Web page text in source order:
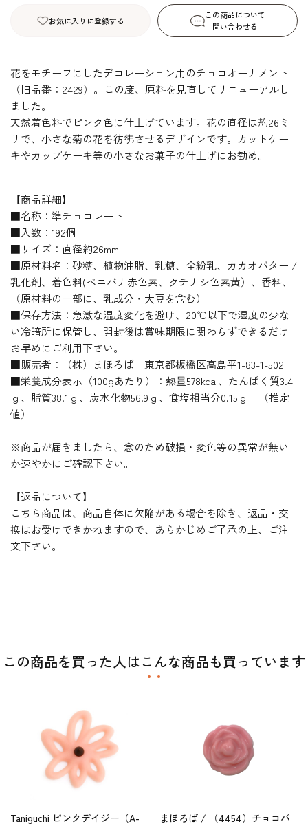
お気に入りに登録する
この商品について
問い合わせる
花をモチーフにしたデコレーション用のチョコオーナメント
（旧品番：2429）。この度、原料を見直してリニューアルし
ました。
天然着色料でピンク色に仕上げています。花の直径は約26ミ
リで、小さな菊の花を彷彿させるデザインです。カットケー
キやカップケーキ等の小さなお菓子の仕上げにお勧め。
【商品詳細】
■名称：準チョコレート
■入数：192個
■サイズ：直径約26mm
■原材料名：砂糖、植物油脂、乳糖、全紛乳、カカオバター /
乳化剤、着色料(ベニバナ赤色素、クチナシ色素黄）、香料、
（原材料の一部に、乳成分・大豆を含む）
■保存方法：急激な温度変化を避け、20℃以下で湿度の少な
い冷暗所に保管し、開封後は賞味期限に関わらずできるだけ
お早めにご利用下さい。
■販売者：（株）まほろば 東京都板橋区高島平1-83-1-502
■栄養成分表示（100gあたり）：熱量578kcal、たんぱく質3.4
ｇ、脂質38.1ｇ、炭水化物56.9ｇ、食塩相当分0.15ｇ （推定
値）
※商品が届きましたら、念のため破損・変色等の異常が無い
か速やかにご確認下さい。
【返品について】
こちら商品は、商品自体に欠陥がある場合を除き、返品・交
換はお受けできかねますので、あらかじめご了承の上、ご注
文下さい。
この商品を買った人はこんな商品も買っています
Taniguchi ピンクデイジー（A-
まほろば / （4454）チョコバ